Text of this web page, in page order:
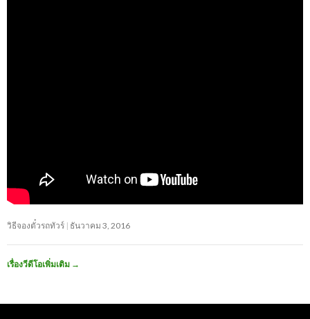
วิธีจองตั๋วรถทัวร์ ธันวาคม 3, 2016
เรื่องวีดีโอเพิ่มเติม →